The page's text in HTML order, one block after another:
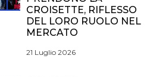
CROISETTE, RIFLESSO
DEL LORO RUOLO NEL
MERCATO
21 Luglio 2026